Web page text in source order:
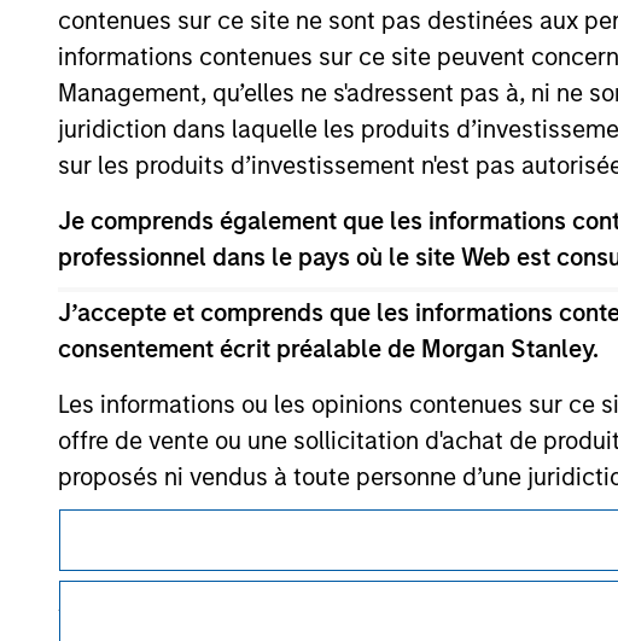
contenues sur ce site ne sont pas destinées aux
informations contenues sur ce site peuvent
Management, qu’elles ne s'adressent pas à, ni ne
juridiction dans laquelle les produits
sur les produits d’investissement n'est pas
Je comprends également que les informations
professionnel dans le pays où le site Web est
J’accepte et comprends que les informations
consentement écrit préalable de Morgan Stanley.
Les informations ou les opinions contenues sur ce
offre de vente ou une sollicitation d'achat de
proposés ni vendus à toute personne d’une
lois de ladite juridiction. Tous les produits
restrictions sont précisées dans les prospectus
Je comprends également que Morgan Stanley
As of July 25, 2025. The above is provided for
resulted in positive performance (for realized
above are the property of their respective owners.
such owners. By clicking on any links shown
only as a convenience and the inclusion of any
monitoring by us of any information contained in
or your use of such site.
Morgan Stanley
Morgan Stanley
Ce document est une communication promotionnelle.
Les utilisateurs sont invités à prendre connaissance des Conditions